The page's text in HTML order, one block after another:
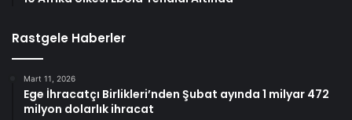
Rastgele Haberler
Mart 11, 2026
Ege İhracatçı Birlikleri’nden Şubat ayında 1 milyar 472
milyon dolarlık ihracat